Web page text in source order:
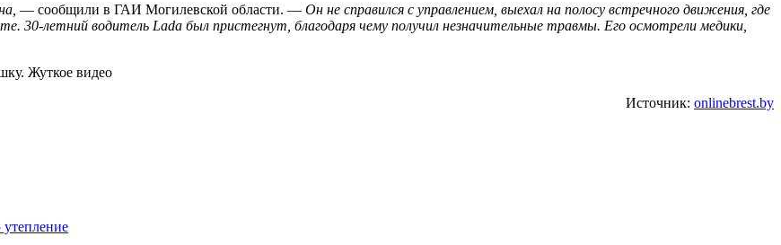
— сообщили в ГАИ Могилевской области. — Он не справился с управлением, выехал на полосу встречного движения, где
30-летний водитель Lada был пристегнут, благодаря чему получил незначительные травмы. Его осмотрели медики,
Источник: onlinebrest.by